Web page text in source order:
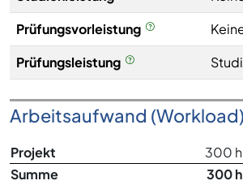
Prüfungsvorleistung
Prüfungsleistung
Arbeitsaufwand (Workload)
Projekt
300 h
Summe
300 h